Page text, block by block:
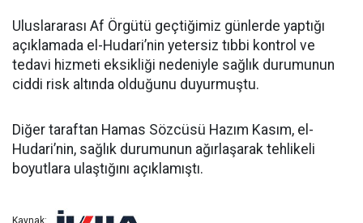
Uluslararası Af Örgütü geçtiğimiz günlerde yaptığı
açıklamada el-Hudari’nin yetersiz tıbbi kontrol ve
tedavi hizmeti eksikliği nedeniyle sağlık durumunun
ciddi risk altında olduğunu duyurmuştu.
Diğer taraftan Hamas Sözcüsü Hazım Kasım, el-
Hudari’nin, sağlık durumunun ağırlaşarak tehlikeli
boyutlara ulaştığını açıklamıştı.